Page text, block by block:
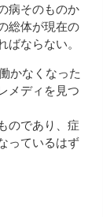
病そのものか
総体が現在の
ならない。
かなくなった
メディを見つ
のであり、症
っているはず